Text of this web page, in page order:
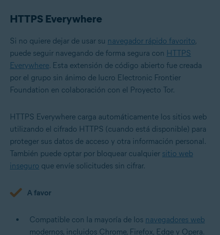
HTTPS Everywhere
Si no quiere dejar de usar su navegador rápido favorito,
puede seguir navegando de forma segura con HTTPS
Everywhere. Esta extensión de código abierto fue creada
por el grupo sin ánimo de lucro Electronic Frontier
Foundation en colaboración con el Proyecto Tor.
HTTPS Everywhere carga automáticamente los sitios web
utilizando el cifrado HTTPS (cuando está disponible) para
proteger sus datos de acceso y otra información personal.
También puede optar por bloquear cualquier sitio web
inseguro que envíe solicitudes sin cifrar.
A favor
Compatible con la mayoría de los navegadores web
modernos, incluidos Chrome, Firefox, Edge y Opera.